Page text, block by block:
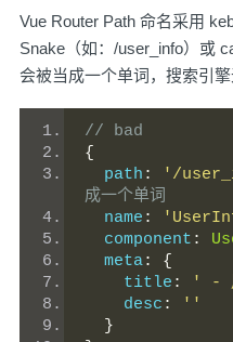
Vue Router Path 命名采用
Snake（如：/user_info）或
会被当成一个单词，搜索引擎
// bad
{
  path
: '/
成一个单词
  name
:
  component
:
  meta
:
{
    title
: ' -
    desc
:
''
}